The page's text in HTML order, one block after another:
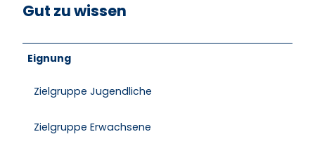
Gut zu wissen
Eignung
Zielgruppe Jugendliche
Zielgruppe Erwachsene